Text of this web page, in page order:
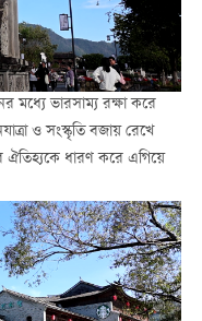
মধ্যে ভারসাম্য রক্ষা করে
ও সংস্কৃতি বজায় রেখে
ঐতিহ্যকে ধারণ করে এগিয়ে